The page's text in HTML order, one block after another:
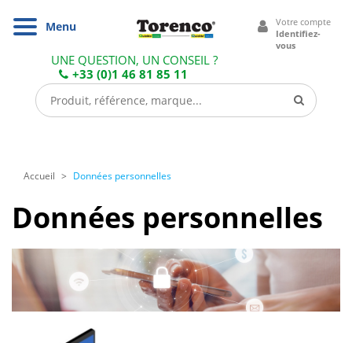
UNE QUESTION, UN CONSEIL ?
+33 (0)1 46 81 85 11
Votre compte
Identifiez-
vous
Navigation
Menu
Accueil Données personnelles
Données personnelles